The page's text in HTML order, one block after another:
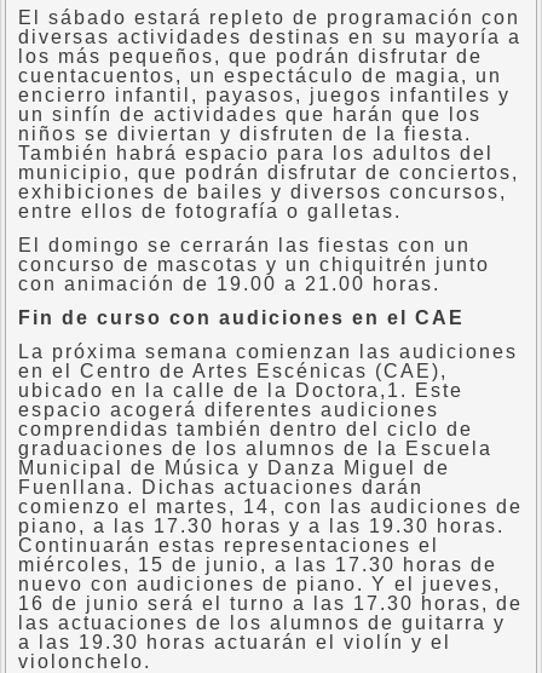
El sábado estará repleto de programación con
diversas actividades destinas en su mayoría a
los más pequeños, que podrán disfrutar de
cuentacuentos, un espectáculo de magia, un
encierro infantil, payasos, juegos infantiles y
un sinfín de actividades que harán que los
niños se diviertan y disfruten de la fiesta.
También habrá espacio para los adultos del
municipio, que podrán disfrutar de conciertos,
exhibiciones de bailes y diversos concursos,
entre ellos de fotografía o galletas.
El domingo se cerrarán las fiestas con un
concurso de mascotas y un chiquitrén junto
con animación de 19.00 a 21.00 horas.
Fin de curso con audiciones en el CAE
La próxima semana comienzan las audiciones
en el Centro de Artes Escénicas (CAE),
ubicado en la calle de la Doctora,1. Este
espacio acogerá diferentes audiciones
comprendidas también dentro del ciclo de
graduaciones de los alumnos de la Escuela
Municipal de Música y Danza Miguel de
Fuenllana. Dichas actuaciones darán
comienzo el martes, 14, con las audiciones de
piano, a las 17.30 horas y a las 19.30 horas.
Continuarán estas representaciones el
miércoles, 15 de junio, a las 17.30 horas de
nuevo con audiciones de piano. Y el jueves,
16 de junio será el turno a las 17.30 horas, de
las actuaciones de los alumnos de guitarra y
a las 19.30 horas actuarán el violín y el
violonchelo.